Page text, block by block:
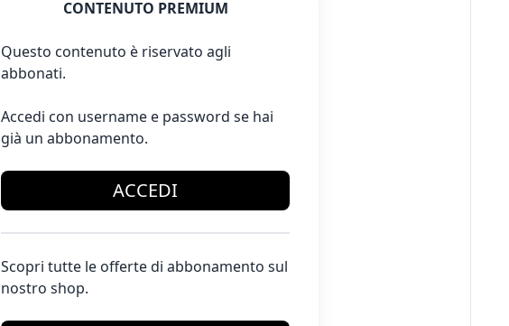
CONTENUTO PREMIUM
Questo contenuto è riservato agli
abbonati.
Accedi con username e password se hai
già un abbonamento.
ACCEDI
Scopri tutte le offerte di abbonamento sul
nostro shop.